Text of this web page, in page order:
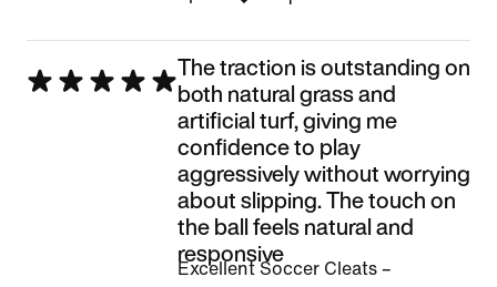
Se
The traction is outstanding on
both natural grass and
artificial turf, giving me
confidence to play
aggressively without worrying
about slipping. The touch on
the ball feels natural and
responsive
Excellent Soccer Cleats –